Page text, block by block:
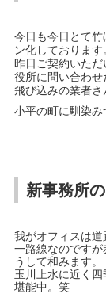
今日も今日とて
ン化しております
昨日ご契約いただ
役所に 問い合わせ
飛び込みの業者さ
小平の町に馴染み
新事務所
我がオフィスは道
一路線なのです
うして和みます。
玉川上水に近く
堪能中。笑